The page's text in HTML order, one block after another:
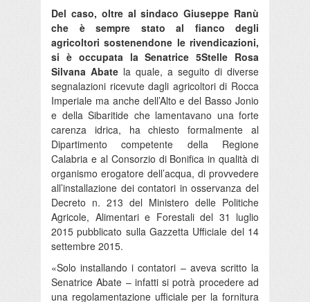
Del caso, oltre al sindaco Giuseppe Ranù
che è sempre stato al fianco degli
agricoltori sostenendone le rivendicazioni,
si è occupata la Senatrice 5Stelle Rosa
Silvana Abate la quale, a seguito di diverse
segnalazioni ricevute dagli agricoltori di Rocca
Imperiale ma anche dell’Alto e del Basso Jonio
e della Sibaritide che lamentavano una forte
carenza idrica, ha chiesto formalmente al
Dipartimento competente della Regione
Calabria e al Consorzio di Bonifica in qualità di
organismo erogatore dell’acqua, di provvedere
all’installazione dei contatori in osservanza del
Decreto n. 213 del Ministero delle Politiche
Agricole, Alimentari e Forestali del 31 luglio
2015 pubblicato sulla Gazzetta Ufficiale del 14
settembre 2015.
«Solo installando i contatori – aveva scritto la
Senatrice Abate – infatti si potrà procedere ad
una regolamentazione ufficiale per la fornitura